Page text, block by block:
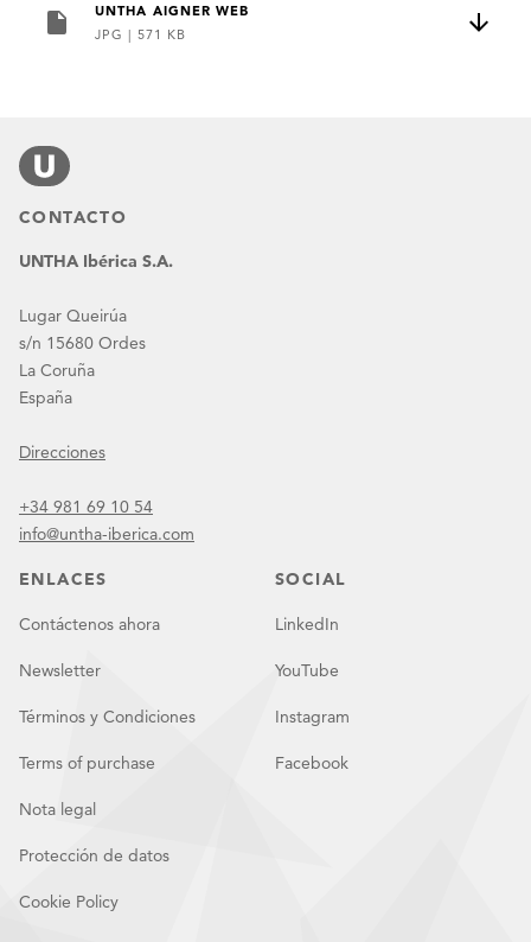
UNTHA AIGNER WEB
JPG | 571 KB
CONTACTO
UNTHA Ibérica S.A.
Lugar Queirúa
s/n 15680 Ordes
La Coruña
España
Direcciones
+34 981 69 10 54
info@untha-iberica.com
ENLACES
Contáctenos ahora
Newsletter
Términos y Condiciones
Terms of purchase
Nota legal
Protección de datos
Cookie Policy
SOCIAL
LinkedIn
YouTube
Instagram
Facebook